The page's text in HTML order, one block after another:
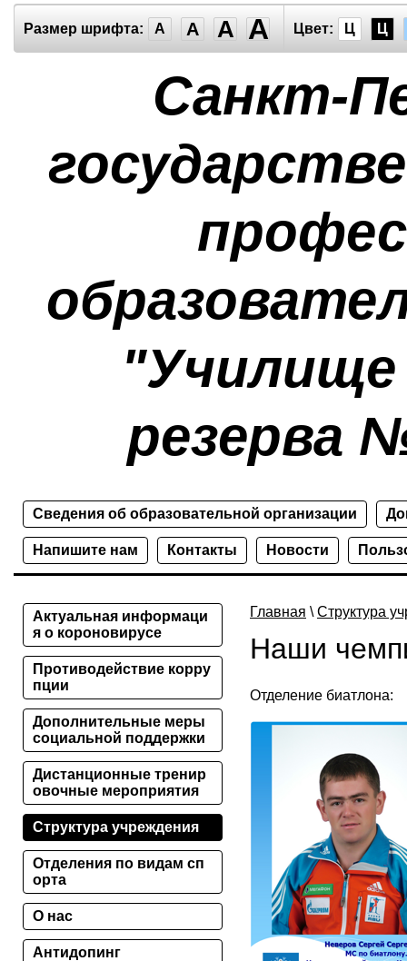
Размер шрифта: A A A A Цвет: Ц Ц
Санкт-
"Училище
резерва
Сведения об образовательной организации
Напишите нам Контакты Новости
Главная \ Структура
Наши
Отделение биатлона:
Актуальная информаци
я о короновирусе
Противодействие корру
пции
Дополнительные меры
социальной поддержки
Дистанционные тренир
овочные мероприятия
Структура учреждения
Отделения по видам сп
орта
О нас
Антидопинг